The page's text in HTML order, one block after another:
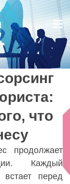
что
что
продолжает
Каждый
перед